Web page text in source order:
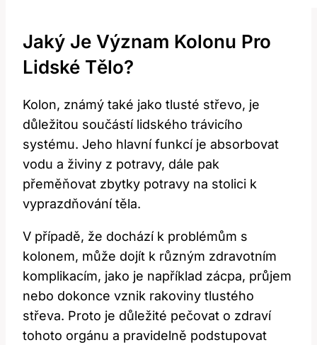
Jaký Je Význam Kolonu Pro
Lidské Tělo?
Kolon, známý také jako tlusté střevo, je
důležitou součástí lidského trávicího
systému. Jeho hlavní funkcí je absorbovat
vodu a živiny z potravy, dále pak
přeměňovat zbytky potravy na stolici k
vyprazdňování těla.
V případě, že dochází k problémům s
kolonem, může dojít k různým zdravotním
komplikacím, jako je například zácpa, průjem
nebo dokonce vznik rakoviny tlustého
střeva. Proto je důležité pečovat o zdraví
tohoto orgánu a pravidelně podstupovat